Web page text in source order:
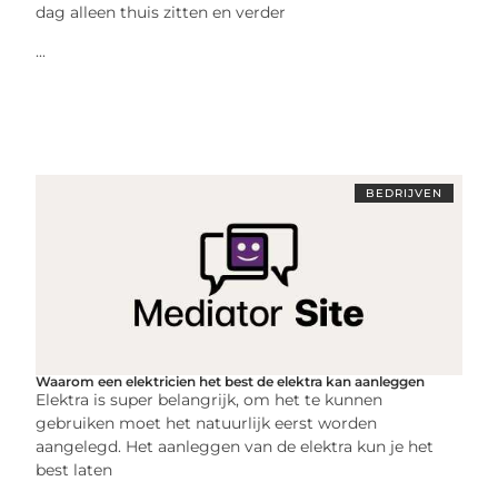
dag alleen thuis zitten en verder
...
BEDRIJVEN
Waarom een elektricien het best de elektra kan aanleggen
Elektra is super belangrijk, om het te kunnen
gebruiken moet het natuurlijk eerst worden
aangelegd. Het aanleggen van de elektra kun je het
best laten